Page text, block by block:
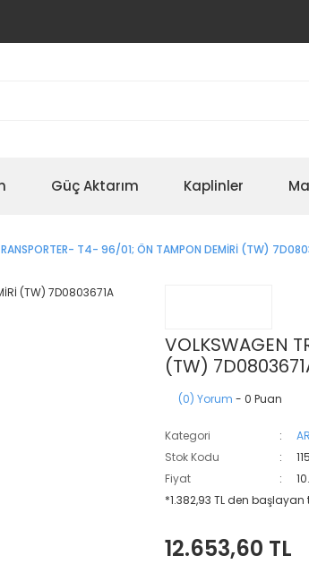
Güç Aktarım Kaplinler
T4- 96/01; ÖN TAMPON DEMİRİ (TW)
VOLKSWAGEN
(TW)
(0) Yorum - 0 Puan
Kategori
Stok Kodu
Fiyat
*1.382,93 TL den başlayan
12.653,60 TL